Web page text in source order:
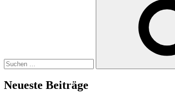
Neueste Beiträge